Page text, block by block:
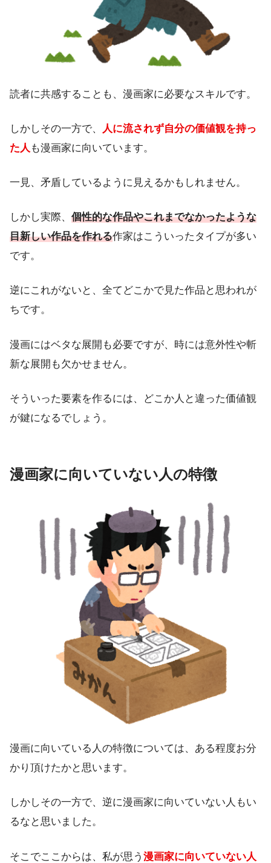
読者に共感することも、漫画家に必要なスキルです。
しかしその一方で、
人に流されず自分の価値観を持っ
た人 も漫画家に向いています。
一見、矛盾しているように見えるかもしれません。
しかし実際、 個性的な作品やこれまでなかったような
目新しい作品を作れる作家はこういったタイプが多い
です。
逆にこれがないと、全てどこかで見た作品と思われが
ちです。
漫画にはベタな展開も必要ですが、時には意外性や斬
新な展開も欠かせません。
そういった要素を作るには、どこか人と違った価値観
が鍵になるでしょう。
漫画家に向いていない人の特徴
漫画に向いている人の特徴については、ある程度お分
かり頂けたかと思います。
しかしその一方で、逆に漫画家に向いていない人もい
るなと思いました。
そこでここからは、私が思う 漫画家に向いていない人